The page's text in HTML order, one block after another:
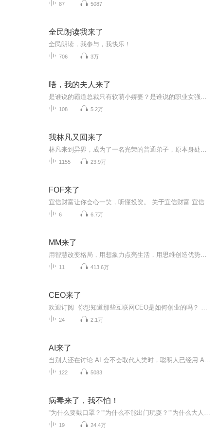
87 5087
全民朗读我来了
全民朗读，我参与，我快乐！
706 3万
唔，我的夫人来了
108 5.2万
我林凡又回来了
1155 23.9万
FOF来了
6 6.7万
MM来了
11 413.6万
CEO来了
24 2.1万
AI来了
122 5083
病毒来了，我不怕！
19 24.4万